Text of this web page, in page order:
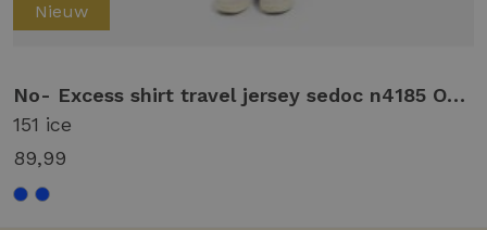
Nieuw
No- Excess shirt travel jersey sedoc n4185 Overhemd 151 ice
151 ice
89,99